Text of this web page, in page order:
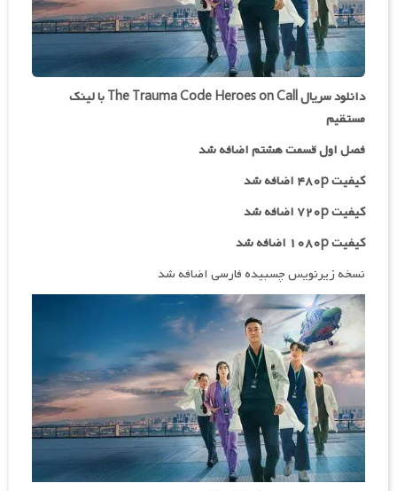
دانلود سریال The Trauma Code Heroes on Call با لینک
مستقیم
فصل اول قسمت هشتم اضافه شد
کیفیت ۴۸۰p اضافه شد
کیفیت ۷۲۰p
اضافه شد
کیفیت ۱۰۸۰p اضافه شد
نسخه زیرنویس چسبیده فارسی اضافه شد